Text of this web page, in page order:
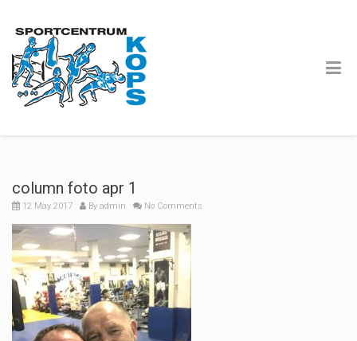
column foto apr 1
12 May 2017 By admin No Comments